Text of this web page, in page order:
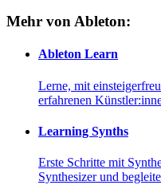
Mehr von Ableton:
Ableton Learn
Lerne, mit
erfahrenen
Learning Synths
Erste Schritte mit
Synthesizer und